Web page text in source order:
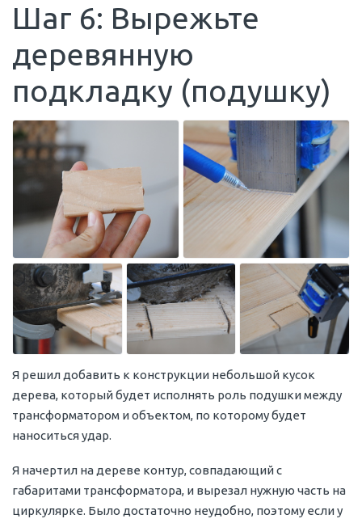
Шаг 6: Вырежьте
деревянную
подкладку (подушку)
Я решил добавить к конструкции небольшой кусок
дерева, который будет исполнять роль подушки между
трансформатором и объектом, по которому будет
наноситься удар.
Я начертил на дереве контур, совпадающий с
габаритами трансформатора, и вырезал нужную часть на
циркулярке. Было достаточно неудобно, поэтому если у